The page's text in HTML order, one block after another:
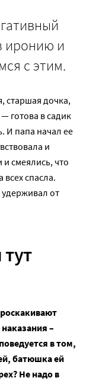
иронию и
с этим.
старшая дочка,
готова в садик
И папа начал ее
и
смеялись, что
спасла.
удерживал от
–
в том,
батюшка ей
Не надо в